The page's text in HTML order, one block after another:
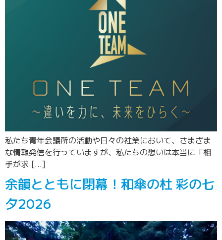
私たち青年会議所の活動や日々の社業において、さまざま
な情報発信を行っていますが、私たちの想いは本当に「相
手が求 […]
余韻とともに閉幕！和傘の杜 彩の七
夕2026